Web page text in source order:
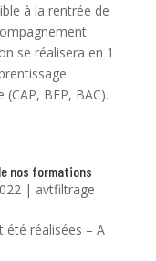
à la rentrée de
se réalisera en 1
BEP, BAC).
nos formations
| avtfiltrage
été réalisées – A